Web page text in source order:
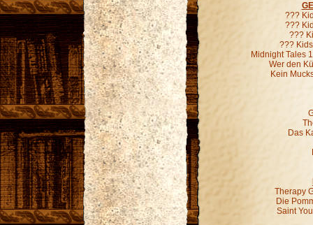
???
???
???
???
Midnight Tales
Wer den
Kein
Das
Therapy
Die
Saint